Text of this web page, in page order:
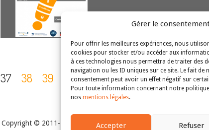
Gérer le
Pour offrir les meilleures expériences, nous
cookies pour stocker et/ou accéder aux
à ces technologies nous permettra de traiter des
navigation ou les ID uniques sur ce site. Le fait de
consentement peut avoir un effet négatif sur
Pour toute information concernant notre
nos mentions légales.
Accepter Refuser
37 38 39 40 >> Fin
Copyright © 2011-2026 Revue des droits et libertés fondamentaux